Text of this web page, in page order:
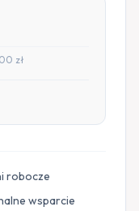
zł
robocze
wsparcie